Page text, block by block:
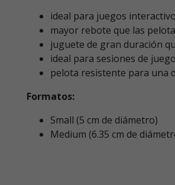
ideal para juegos
mayor rebote que las
juguete de gran duración
ideal para sesiones de
pelota resistente para una
Formatos:
Small (5 cm de diámetro)
Medium (6.35 cm de